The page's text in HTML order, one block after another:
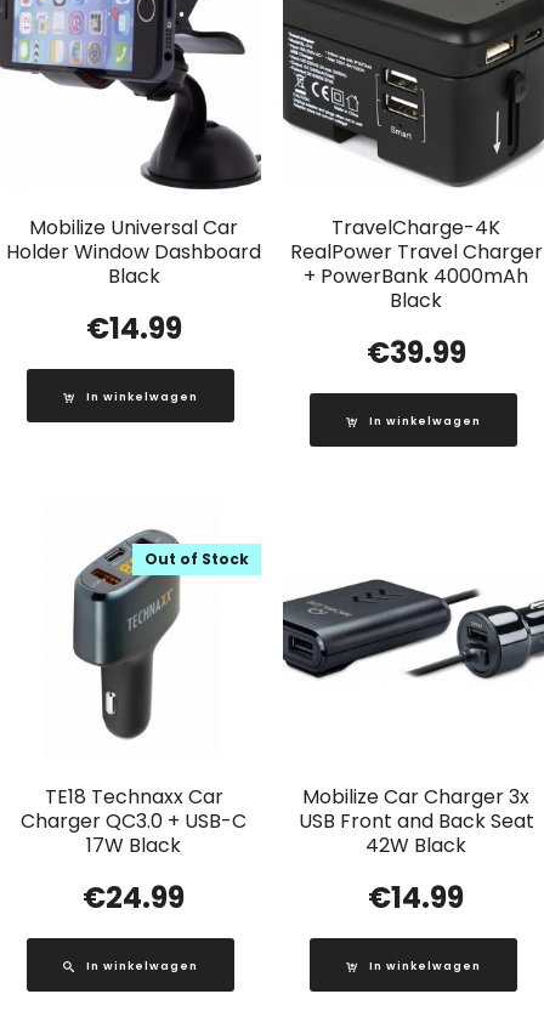
Mobilize Universal Car
Holder Window Dashboard
Black
€14.99
In winkelwagen
TravelCharge-4K
RealPower Travel Charger
+ PowerBank 4000mAh
Black
€39.99
In winkelwagen
TE18 Technaxx Car
Charger QC3.0 + USB-C
17W Black
Out of Stock
€24.99
In winkelwagen
Mobilize Car Charger 3x
USB Front and Back Seat
42W Black
€14.99
In winkelwagen